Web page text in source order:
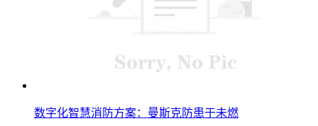
数字化智慧消防方案：曼斯克防患于未燃